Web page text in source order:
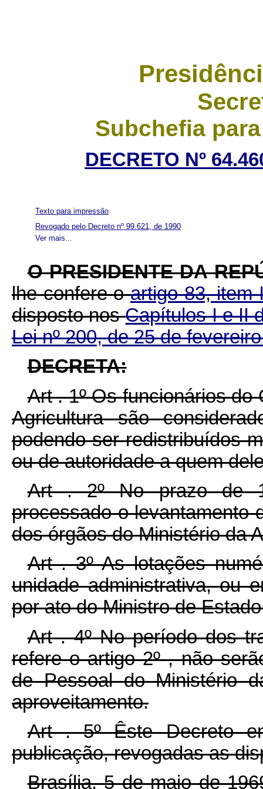
Subchefia
DECRETO Nº
Ver mais...
Texto para impressão
Revogado pelo Decreto nº 99.621, de 1990
O PRESIDENTE DA
lhe confere oartigo 83, item
disposto nosCapítulos I e II
Lei nº 200, de 25 de
DECRETA:
Art . 1º Os funcionários
Agricultura são
podendo ser redistribuídos
ou de autoridade a quem
Art . 2º No prazo de
processado o levantamento
dos órgãos do Ministério da
Art . 3º As lotações
unidade administrativa, ou
por ato do Ministro de
Art . 4º No período dos
refere o artigo 2º , não
de Pessoal do Ministério
aproveitamento.
Art . 5º Êste Decreto
publicação, revogadas as
Brasília, 5 de maio de